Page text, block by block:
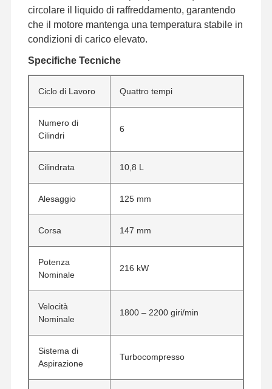
Visita Alla
Controllo
Contattaci Notizie
circolare il liquido di raffreddamento, garantendo
che il motore mantenga una temperatura stabile in
condizioni di carico elevato.
Specifiche Tecniche
Ciclo di Lavoro Quattro tempi
Numero di
Cilindri
6
Cilindrata 10,8 L
Alesaggio 125 mm
Corsa 147 mm
Potenza
Nominale
216 kW
Velocità
Nominale
1800 – 2200 giri/min
Sistema di
Aspirazione
Turbocompresso